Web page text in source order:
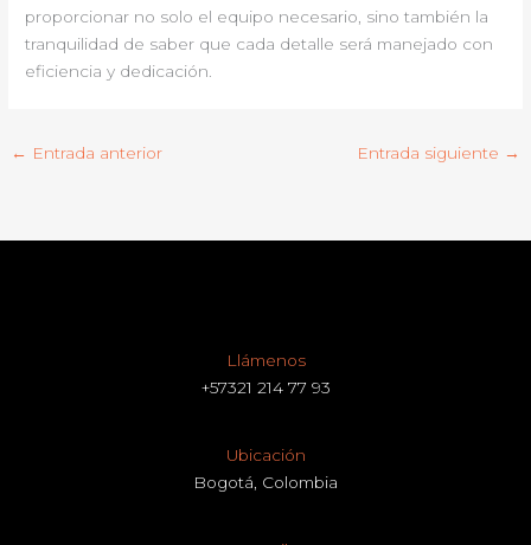
proporcionar no solo el equipo necesario, sino también la
tranquilidad de saber que cada detalle será manejado con
eficiencia y dedicación.
← Entrada anterior Entrada siguiente →
Llámenos
+57321 214 77 93
Ubicación
Bogotá, Colombia